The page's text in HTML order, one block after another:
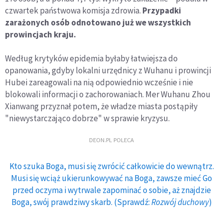
czwartek państwowa komisja zdrowia. Przypadki
zarażonych osób odnotowano już we wszystkich
prowincjach kraju.
Według krytyków epidemia byłaby łatwiejsza do
opanowania, gdyby lokalni urzędnicy z Wuhanu i prowincji
Hubei zareagowali na nią odpowiednio wcześnie i nie
blokowali informacji o zachorowaniach. Mer Wuhanu Zhou
Xianwang przyznał potem, że władze miasta postąpiły
"niewystarczająco dobrze" w sprawie kryzysu.
DEON.PL POLECA
Kto szuka Boga, musi się zwrócić całkowicie do wewnątrz.
Musi się wciąż ukierunkowywać na Boga, zawsze mieć Go
przed oczyma i wytrwale zapominać o sobie, aż znajdzie
Boga, swój prawdziwy skarb. (Sprawdź:Rozwój duchowy)